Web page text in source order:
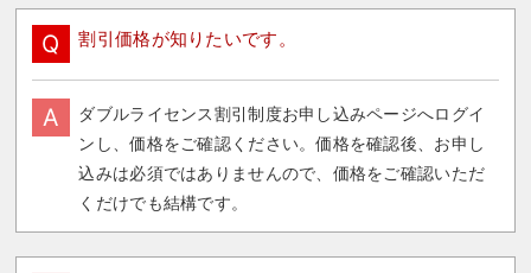
Q 割引価格が知りたいです。
A
ダブルライセンス割引制度お申し込みページへログイ
ンし、価格をご確認ください。価格を確認後、お申し
込みは必須ではありませんので、価格をご確認いただ
くだけでも結構です。